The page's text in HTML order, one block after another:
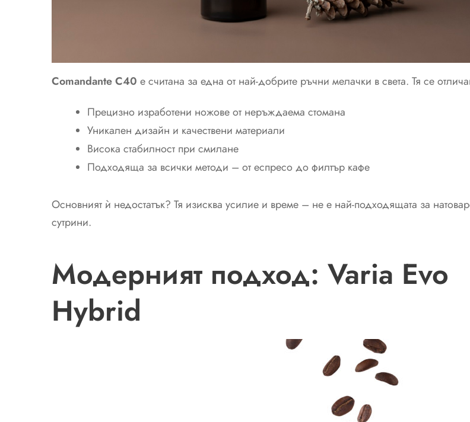
Comandante C40 е считана за една от най-добрите ръчни мелачки в света. Тя се
Прецизно изработени ножове от неръждаема стомана
Уникален дизайн и качествени материали
Висока стабилност при смилане
Подходяща за всички методи – от еспресо до филтър кафе
Основният ѝ недостатък? Тя изисква усилие и време – не е най-подходящата за
сутрини.
Модерният подход: Varia Evo
Hybrid